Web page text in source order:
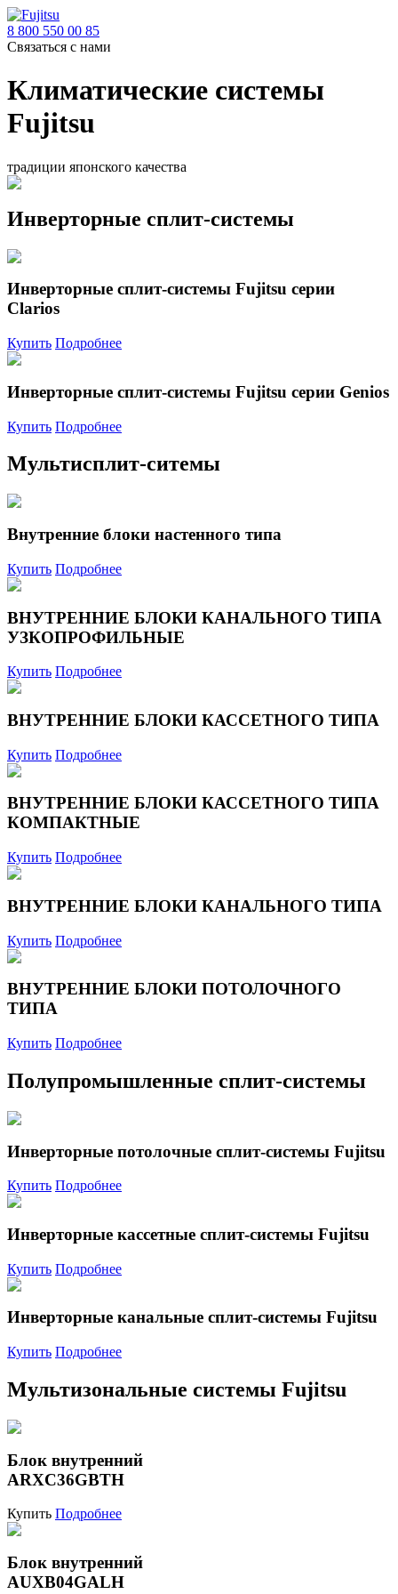
8 800 550 00 85
Связаться с нами
Климатические системы
Fujitsu
традиции японского качества
Инверторные сплит-системы
Инверторные сплит-системы Fujitsu серии
Clarios
Купить Подробнее
Инверторные сплит-системы Fujitsu серии Genios
Купить Подробнее
Мультисплит-ситемы
Внутренние блоки настенного типа
Купить Подробнее
ВНУТРЕННИЕ БЛОКИ КАНАЛЬНОГО ТИПА
УЗКОПРОФИЛЬНЫЕ
Купить Подробнее
ВНУТРЕННИЕ БЛОКИ КАССЕТНОГО ТИПА
Купить Подробнее
ВНУТРЕННИЕ БЛОКИ КАССЕТНОГО ТИПА
КОМПАКТНЫЕ
Купить Подробнее
ВНУТРЕННИЕ БЛОКИ КАНАЛЬНОГО ТИПА
Купить Подробнее
ВНУТРЕННИЕ БЛОКИ ПОТОЛОЧНОГО
ТИПА
Купить Подробнее
Полупромышленные сплит-системы
Инверторные потолочные сплит-системы Fujitsu
Купить Подробнее
Инверторные кассетные сплит-системы Fujitsu
Купить Подробнее
Инверторные канальные сплит-системы Fujitsu
Купить Подробнее
Мультизональные системы Fujitsu
Блок внутренний
ARXC36GBTH
Купить Подробнее
Блок внутренний
AUXB04GALH